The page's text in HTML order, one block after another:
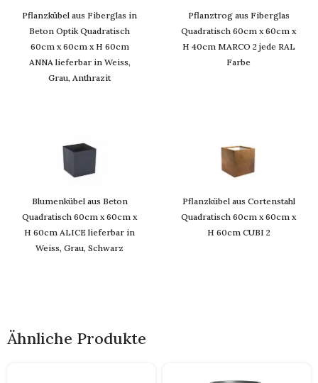
Pflanzkübel aus Fiberglas in
Beton Optik Quadratisch
60cm x 60cm x H 60cm
ANNA lieferbar in Weiss,
Grau, Anthrazit
Pflanztrog aus Fiberglas
Quadratisch 60cm x 60cm x
H 40cm MARCO 2 jede RAL
Farbe
Blumenkübel aus Beton
Quadratisch 60cm x 60cm x
H 60cm ALICE lieferbar in
Weiss, Grau, Schwarz
Pflanzkübel aus Cortenstahl
Quadratisch 60cm x 60cm x
H 60cm CUBI 2
Ähnliche Produkte